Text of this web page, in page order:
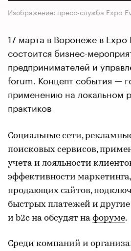
Изображение: пресс-служба Expo
17 марта в Воронеже в Expo
состоится бизнес-
предпринимателей и
forum. Концепт события —
применению на локальном
практиков
Социальные сети,
поисковых сервисов,
учета и лояльности
эффективности
продающих сайтов,
быстрых платежей и
и b2c на обсудят на форуме.
Среди компаний и